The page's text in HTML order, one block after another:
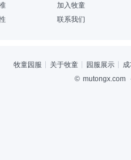
加入牧童
联系我们
牧童园服 关于牧童 园服展示
© mutongx.com